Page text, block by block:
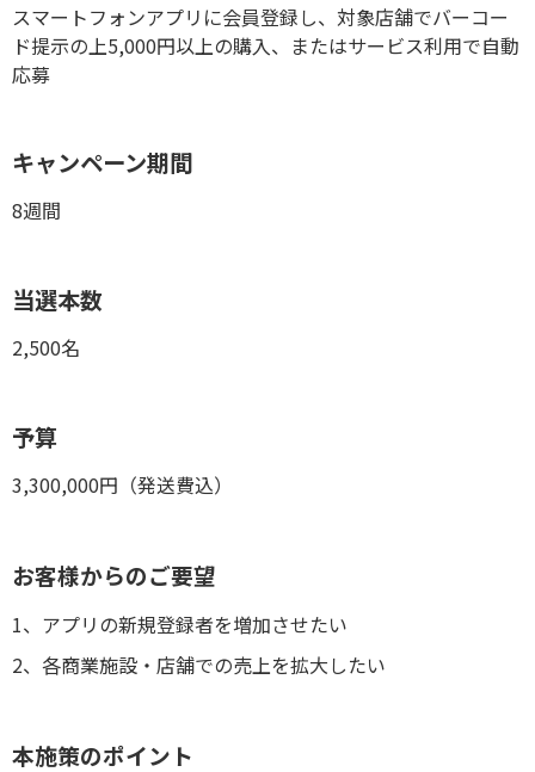
スマートフォンアプリに会員登録し、対象店舗でバーコー
ド提示の上5,000円以上の購入、またはサービス利用で自動
応募
キャンペーン期間
8週間
当選本数
2,500名
予算
3,300,000円（発送費込）
お客様からのご要望
1、アプリの新規登録者を増加させたい
2、各商業施設・店舗での売上を拡大したい
本施策のポイント